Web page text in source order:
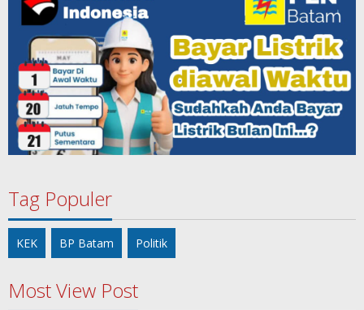
Tag Populer
KEK BP Batam Politik
Most View Post